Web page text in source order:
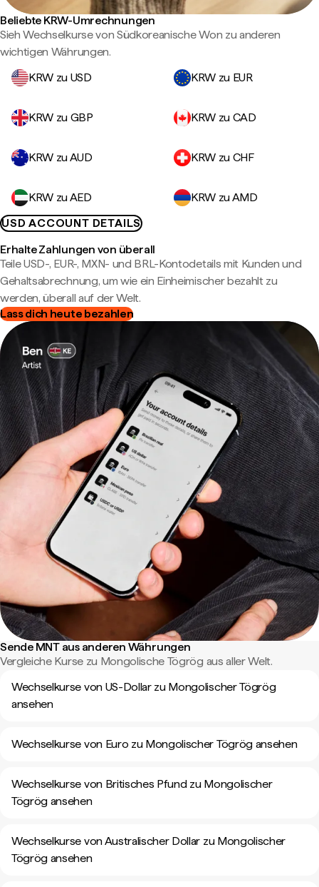
Beliebte KRW-Umrechnungen
Sieh Wechselkurse von Südkoreanische Won zu anderen
wichtigen Währungen.
KRW zu USD
KRW zu EUR
KRW zu GBP KRW zu CAD
KRW zu AUD KRW zu CHF
KRW zu AED
KRW zu AMD
USD ACCOUNT DETAILS
Erhalte Zahlungen von überall
Teile USD-, EUR-, MXN- und BRL-Kontodetails mit Kunden und
Gehaltsabrechnung, um wie ein Einheimischer bezahlt zu
werden, überall auf der Welt.
Lass dich heute bezahlen
Sende MNT aus anderen Währungen
Vergleiche Kurse zu Mongolische Tögrög aus aller Welt.
Wechselkurse von US-Dollar zu Mongolischer Tögrög
ansehen
Wechselkurse von Euro zu Mongolischer Tögrög ansehen
Wechselkurse von Britisches Pfund zu Mongolischer
Tögrög ansehen
Wechselkurse von Australischer Dollar zu Mongolischer
Tögrög ansehen